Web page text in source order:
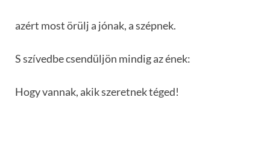
azért most örülj a jónak, a szépnek.
S szívedbe csendüljön mindig az ének:
Hogy vannak, akik szeretnek téged!